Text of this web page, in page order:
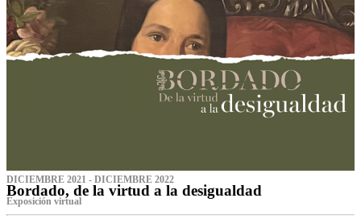
DICIEMBRE 2021 - DICIEMBRE 2022
Bordado, de la virtud a la desigualdad
Exposición virtual‌